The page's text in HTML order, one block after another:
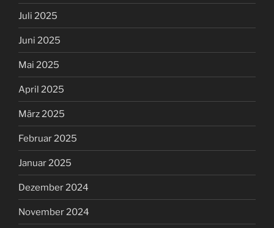
Juli 2025
Juni 2025
Mai 2025
April 2025
März 2025
Februar 2025
Januar 2025
Dezember 2024
November 2024